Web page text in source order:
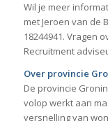
Wil je meer
met Jeroen van de
18244941. Vragen
Recruitment
Over provincie
De provincie
volop werkt aan
versnelling van